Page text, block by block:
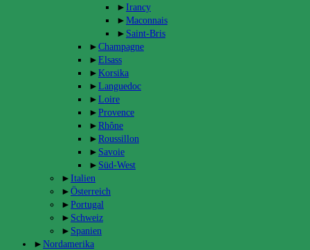
► Irancy
► Maconnais
► Saint-Bris
► Champagne
► Elsass
► Korsika
► Languedoc
► Loire
► Provence
► Rhône
► Roussillon
► Savoie
► Süd-West
► Italien
► Österreich
► Portugal
► Schweiz
► Spanien
► Nordamerika